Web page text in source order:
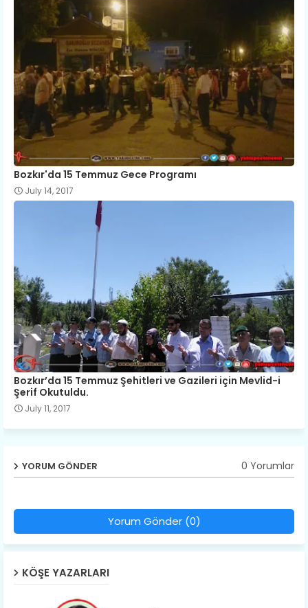
Bozkır'da 15 Temmuz Gece Programı
July 14, 2017
Bozkır’da 15 Temmuz Şehitleri ve Gazileri için Mevlid-i
Şerif Okutuldu.
July 11, 2017
YORUM GÖNDER 0 Yorumlar
Yorum Gönder (0)
KÖŞE YAZARLARI